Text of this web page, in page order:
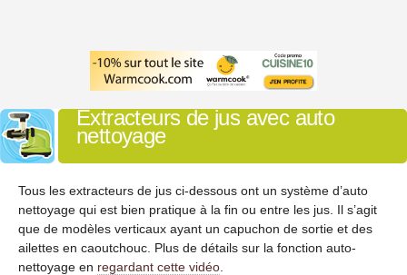
Extracteurs de jus avec auto
nettoyage
Tous les extracteurs de jus ci-dessous ont un système d’auto
nettoyage qui est bien pratique à la fin ou entre les jus. Il s’agit
que de modèles verticaux ayant un capuchon de sortie et des
ailettes en caoutchouc. Plus de détails sur la fonction auto-
nettoyage en regardant cette vidéo